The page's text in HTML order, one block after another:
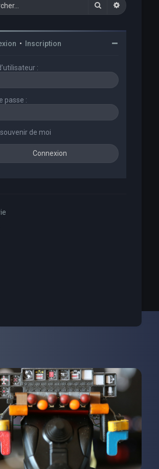
Rechercher
• Inscription
:
passe :
de moi